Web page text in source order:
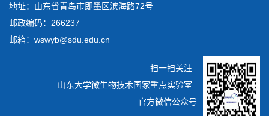
地址：山东省青岛市即墨区滨海路72号
邮政编码：266237
邮箱：wswyb@sdu.edu.cn
扫一扫关注
山东大学微生物技术国家重点实验室
官方微信公众号